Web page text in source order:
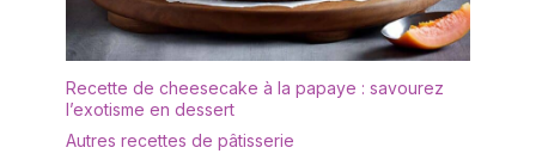
chaudière.
couteau enfant pour
Halloween ; Un couteau
amusant en plastique
accessoire halloween
déguisement pour
Recette de cheesecake à la papaye : savourez
l’exotisme en dessert
Autres recettes de pâtisserie